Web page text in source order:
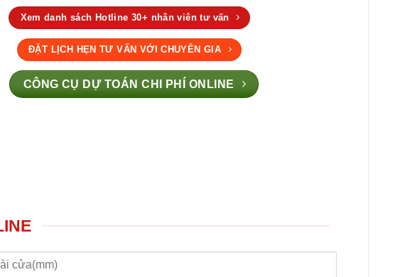
Xem danh sách Hotline 30+ nhân viên tư vấn
ĐẶT LỊCH HẸN TƯ VẤN VỚI CHUYÊN GIA
CÔNG CỤ DỰ TOÁN CHI PHÍ ONLINE